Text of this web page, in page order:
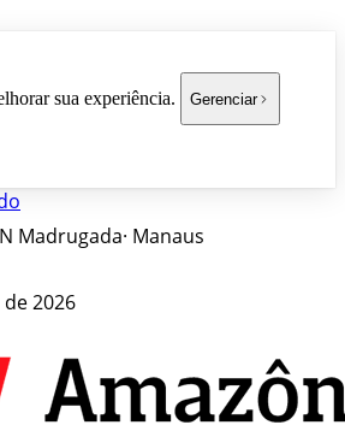
sua experiência. Gerenciar
Madrugada· Manaus
2026